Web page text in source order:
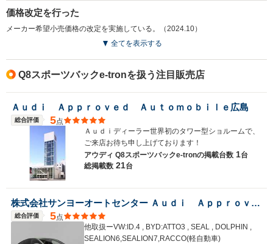
排気量
駆動方式
-
4WD 4WD 4WD
価格改定を行った
メーカー希望小売価格の改定を実施している。（2024.10）
全てを表示する
Q8スポーツバックe-tronを扱う注目販売店
Ａｕｄｉ Ａｐｐｒｏｖｅｄ Ａｕｔｏｍｏｂｉｌｅ広島
総合評価 5点
Ａｕｄｉディーラー世界初のタワー型ショルームで、
ご来店お待ち申し上げております！
アウディ Q8スポーツバックe-tronの掲載台数 1台
総掲載数 21台
株式会社サンヨーオートセンター Ａｕｄｉ Ａｐｐｒｏｖｅｄ Ａｕｔｏｍｏｂｉｌｅ岡山中央
総合評価 5点
他取扱ーVW:ID.4 , BYD:ATTO3 , SEAL , DOLPHIN ,
SEALION6,SEALION7,RACCO(軽自動車)